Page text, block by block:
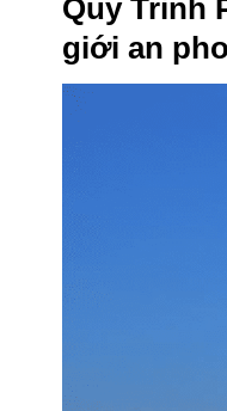
Tóm lại, lựa chọn
và chi phí, tránh
Quy Trình
giới an